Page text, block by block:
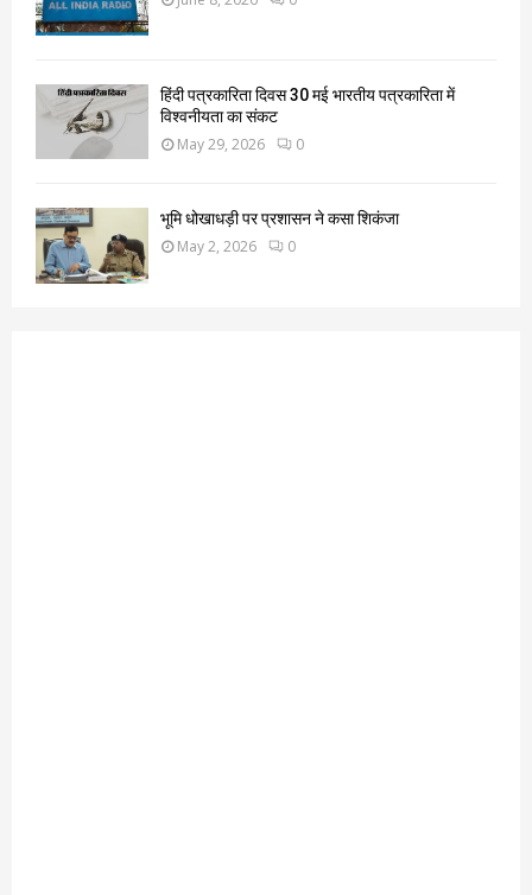
हिंदी पत्रकारिता दिवस 30 मई भारतीय पत्रकारिता में
विश्वनीयता का संकट
May 29, 2026 0
भूमि धोखाधड़ी पर प्रशासन ने कसा शिकंजा
May 2, 2026 0